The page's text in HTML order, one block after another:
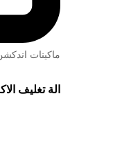
ماكينات
الة تغليف الاكواب